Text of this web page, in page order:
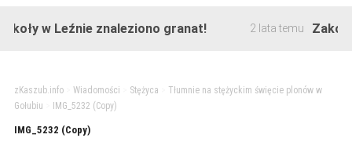
w Leźnie znaleziono granat! 2 lata temu
zKaszub.info> Wiadomości Stężyca
Tłumnie na stężyckim święcie plonów w
Gołubiu
IMG_5232 (Copy)
IMG_5232 (Copy)